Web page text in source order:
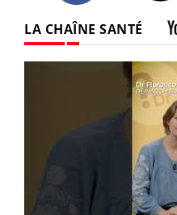
LA CHAÎNE SANTÉ